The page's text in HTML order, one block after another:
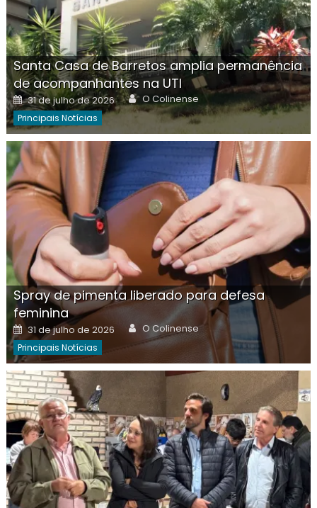
Santa Casa de Barretos amplia permanência
de acompanhantes na UTI
Posted
on
31 de julho de 2026 Author
O Colinense
Principais Notícias
Spray de pimenta liberado para defesa
feminina
Posted
on
31 de julho de 2026 Author
O Colinense
Principais Notícias